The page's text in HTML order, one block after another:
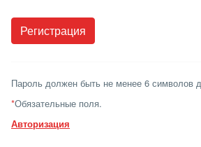
Пароль должен быть не менее 6 символов
*Обязательные поля.
Авторизация